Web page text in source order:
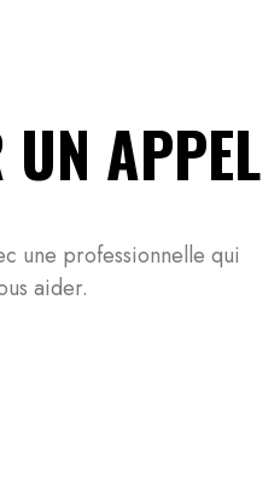
UN APPEL
une professionnelle qui
aider.